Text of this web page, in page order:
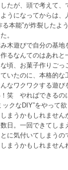
たが、頭で考えて、
うになってからは、
る本能”が炸裂したよ
。
木遊びで自分の基
るなんてのはあれと
頃、お菓子作りごっ
いたのに、本格的な
なワクワクする遊び
笑 やればできるの
ックなDIY”をやって
まうかもしれません
日。一回できてしま
に気付いてしまう
まうかもしれません